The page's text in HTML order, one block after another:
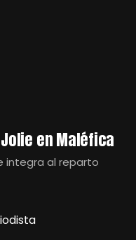
en Maléfica
integra al reparto